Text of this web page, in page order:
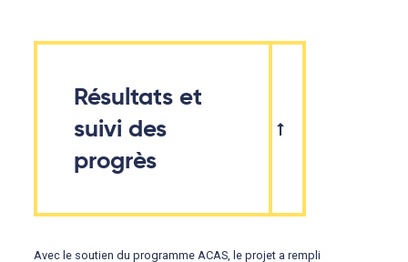
Résultats et
suivi des
progrès
Avec le soutien du programme ACAS, le projet a rempli